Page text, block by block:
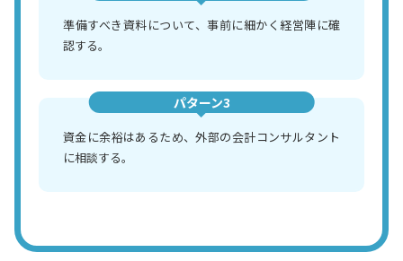
準備すべき資料について、事前に細かく経営陣に確
認する。
パターン3
資金に余裕はあるため、外部の会計コンサルタント
に相談する。